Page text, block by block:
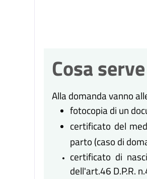
Cosa serve
Alla domanda vanno
fotocopia di un
certificato del
parto (caso di
certificato di
dell'art.46 D.P.R.